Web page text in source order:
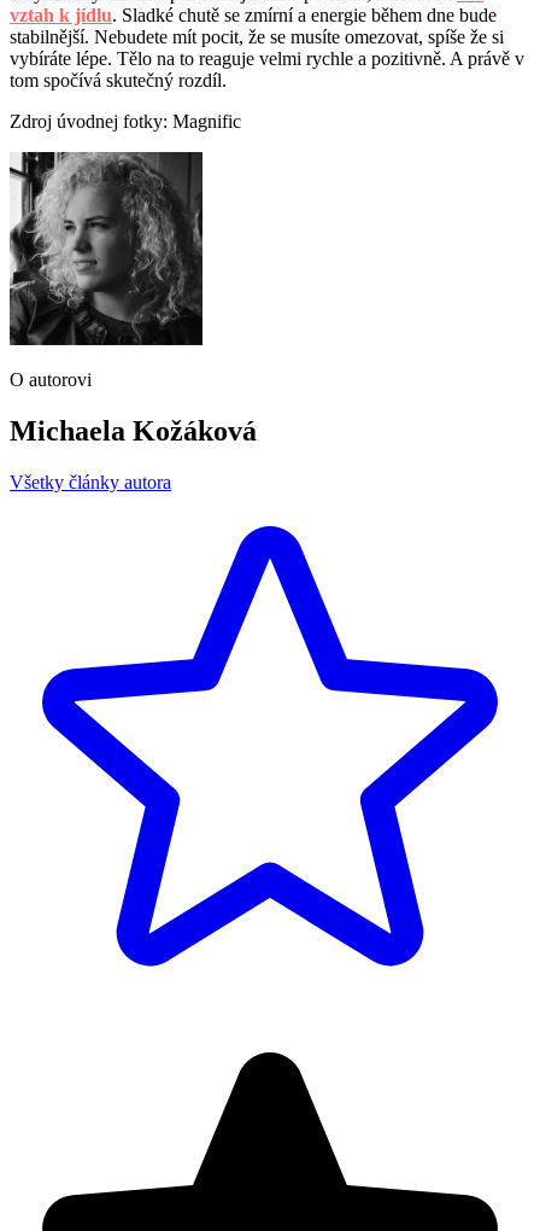
vztah k jídlu. Sladké chutě se zmírní a energie během dne bude
stabilnější. Nebudete mít pocit, že se musíte omezovat, spíše že si
vybíráte lépe. Tělo na to reaguje velmi rychle a pozitivně. A právě v
tom spočívá skutečný rozdíl.
Zdroj úvodnej fotky: Magnific
O autorovi
Michaela Kožáková
Všetky články autora